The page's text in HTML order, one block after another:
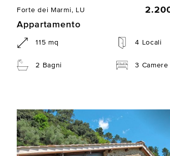
Forte dei Marmi, LU
Appartamento
115 mq 4 Locali
2 Bagni 3